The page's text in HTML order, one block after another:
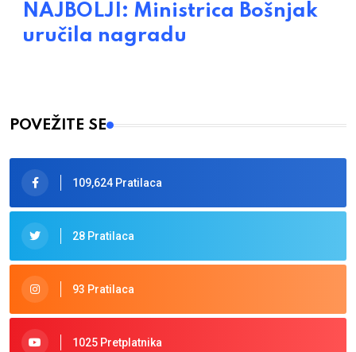
NAJBOLJI: Ministrica Bošnjak
uručila nagradu
POVEŽITE SE
109,624 Pratilaca
28 Pratilaca
93 Pratilaca
1025 Pretplatnika